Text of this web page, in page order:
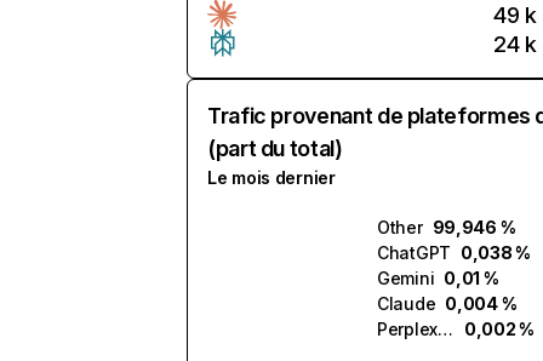
49 k
24 k
Trafic provenant de plateformes
(part du total)
Le mois dernier
Other 99,946 %
ChatGPT 0,038 %
Gemini 0,01 %
Claude 0,004 %
Perplexity
0,002 %